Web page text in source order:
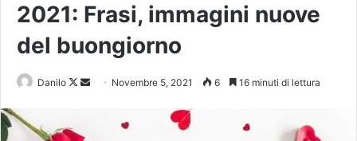
2021: Frasi, immagini nuove
del buongiorno
Danilo Novembre 5, 2021 6 16 minuti di lettura